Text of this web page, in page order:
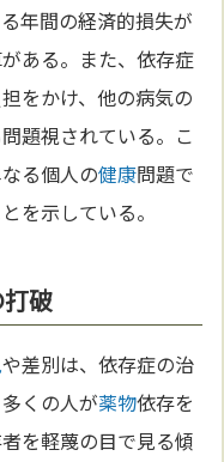
年間の経済的損失が
ある。また、依存症
をかけ、他の病気の
題視されている。こ
る個人の健康問題で
を示している。
破
や差別は、依存症の治
くの人が薬物依存を
を軽蔑の目で見る傾